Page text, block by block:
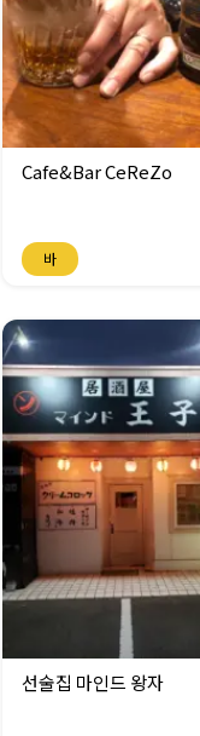
Cafe&Bar CeReZo
바
선술집 마인드 왕자